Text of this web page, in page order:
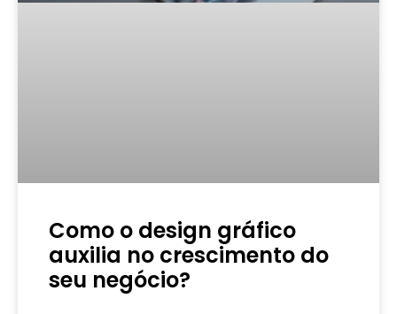
Como o design gráfico
auxilia no crescimento do
seu negócio?